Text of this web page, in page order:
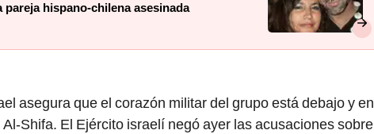
pareja hispano-chilena asesinada
asegura que el corazón militar del grupo está debajo y en
Shifa. El Ejército israelí negó ayer las acusaciones sobre